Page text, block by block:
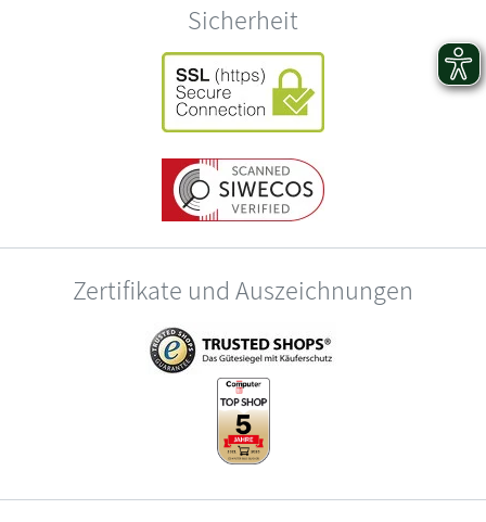
Sicherheit
Zertifikate und Auszeichnungen